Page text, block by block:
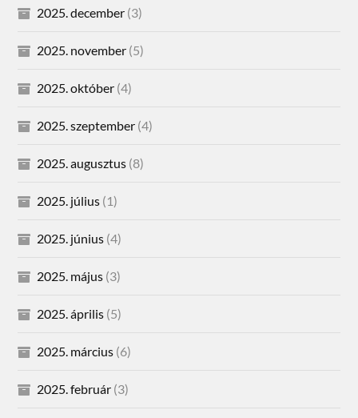
2025. december (3)
2025. november (5)
2025. október (4)
2025. szeptember (4)
2025. augusztus (8)
2025. július (1)
2025. június (4)
2025. május (3)
2025. április (5)
2025. március (6)
2025. február (3)